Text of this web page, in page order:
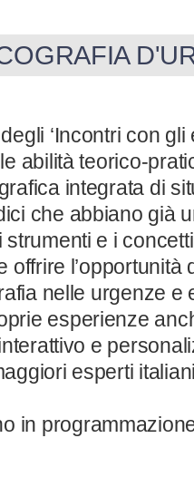
‘Incontri con
abilità teorico-
integrata di
che abbiano già
e i
offrire
nelle urgenze
esperienze
e
esperti
in